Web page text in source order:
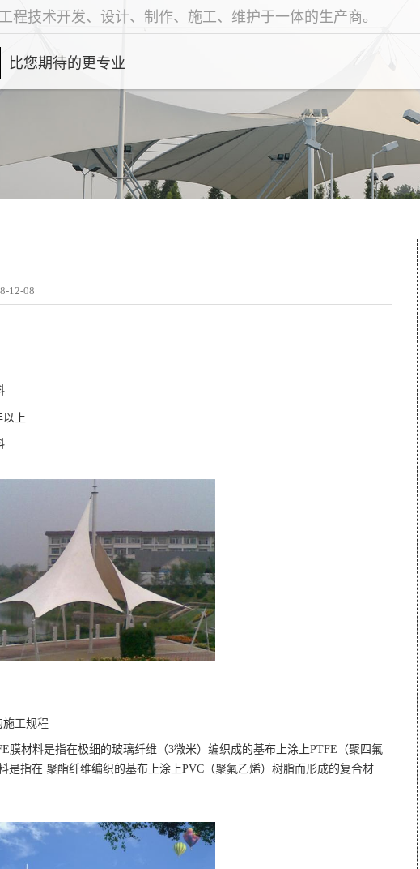
程技术开发、设计、制作、施工、维护于一体的生产商。
比您期待的更专业
12-08
上
工规程
膜材料是指在极细的玻璃纤维（3微米）编织成的基布上涂上PTFE（聚四氟
是指在 聚酯纤维编织的基布上涂上PVC（聚氟乙烯）树脂而形成的复合材